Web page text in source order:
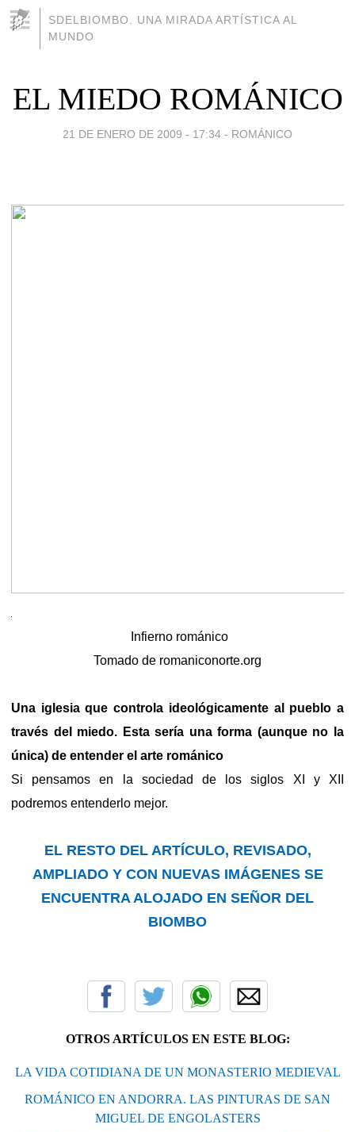
SDELBIOMBO. UNA MIRADA ARTÍSTICA AL
MUNDO
EL MIEDO ROMÁNICO
21 DE ENERO DE 2009 - 17:34 - ROMÁNICO
Infierno románico
Tomado de romaniconorte.org
Una iglesia que controla ideológicamente al pueblo a
través del miedo. Esta sería una forma (aunque no la
única) de entender el arte románico
Si pensamos en la sociedad de los siglos XI y XII
podremos entenderlo mejor.
EL RESTO DEL ARTÍCULO, REVISADO,
AMPLIADO Y CON NUEVAS IMÁGENES SE
ENCUENTRA ALOJADO EN SEÑOR DEL
BIOMBO
OTROS ARTÍCULOS EN ESTE BLOG:
LA VIDA COTIDIANA DE UN MONASTERIO MEDIEVAL
ROMÁNICO EN ANDORRA. LAS PINTURAS DE SAN
MIGUEL DE ENGOLASTERS